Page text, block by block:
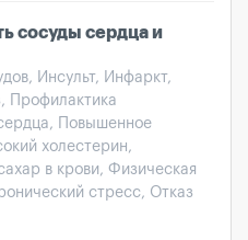
сосуды сердца и
Инсульт, Инфаркт,
Профилактика
Повышенное
холестерин,
в крови, Физическая
стресс, Отказ